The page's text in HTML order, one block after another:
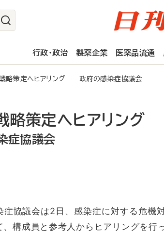
行政・政治 製薬企業 医薬品流通
略策定へヒアリング 政府の感染症協議会
略策定へヒアリング
症協議会
協議会は2日、感染症に対する危機
、構成員と参考人からヒアリングを行